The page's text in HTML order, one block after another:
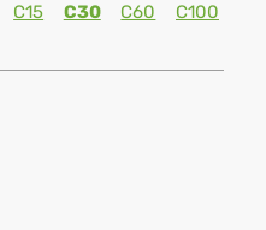
C15 C30 C60
C100